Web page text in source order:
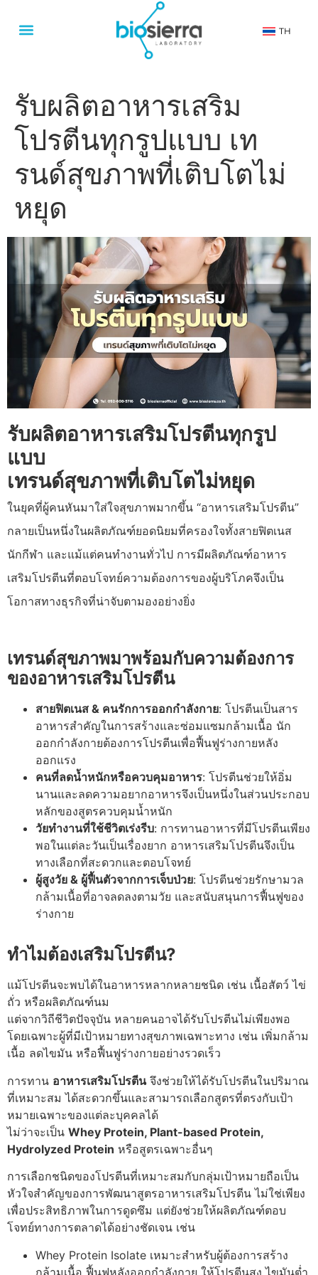
TH
รับผลิตอาหารเสริม
โปรตีนทุกรูปแบบ เท
รนด์สุขภาพที่เติบโตไม่
หยุด
รับผลิตอาหารเสริมโปรตีนทุกรูป
แบบ
เทรนด์สุขภาพที่เติบโตไม่หยุด
ในยุคที่ผู้คนหันมาใส่ใจสุขภาพมากขึ้น “อาหารเสริมโปรตีน”
กลายเป็นหนึ่งในผลิตภัณฑ์ยอดนิยมที่ครองใจทั้งสายฟิตเนส
นักกีฬา และแม้แต่คนทำงานทั่วไป การมีผลิตภัณฑ์อาหาร
เสริมโปรตีนที่ตอบโจทย์ความต้องการของผู้บริโภคจึงเป็น
โอกาสทางธุรกิจที่น่าจับตามองอย่างยิ่ง
เทรนด์สุขภาพมาพร้อมกับความต้องการ
ของอาหารเสริมโปรตีน
สายฟิตเนส & คนรักการออกกำลังกาย: โปรตีนเป็นสาร
อาหารสำคัญในการสร้างและซ่อมแซมกล้ามเนื้อ นัก
ออกกำลังกายต้องการโปรตีนเพื่อฟื้นฟูร่างกายหลัง
ออกแรง
คนที่ลดน้ำหนักหรือควบคุมอาหาร: โปรตีนช่วยให้อิ่ม
นานและลดความอยากอาหารจึงเป็นหนึ่งในส่วนประกอบ
หลักของสูตรควบคุมน้ำหนัก
วัยทำงานที่ใช้ชีวิตเร่งรีบ: การทานอาหารที่มีโปรตีนเพียง
พอในแต่ละวันเป็นเรื่องยาก อาหารเสริมโปรตีนจึงเป็น
ทางเลือกที่สะดวกและตอบโจทย์
ผู้สูงวัย & ผู้ฟื้นตัวจากการเจ็บป่วย: โปรตีนช่วยรักษามวล
กล้ามเนื้อที่อาจลดลงตามวัย และสนับสนุนการฟื้นฟูของ
ร่างกาย
ทำไมต้องเสริมโปรตีน?
แม้โปรตีนจะพบได้ในอาหารหลากหลายชนิด เช่น เนื้อสัตว์ ไข่
ถั่ว หรือผลิตภัณฑ์นม
แต่จากวิถีชีวิตปัจจุบัน หลายคนอาจได้รับโปรตีนไม่เพียงพอ
โดยเฉพาะผู้ที่มีเป้าหมายทางสุขภาพเฉพาะทาง เช่น เพิ่มกล้าม
เนื้อ ลดไขมัน หรือฟื้นฟูร่างกายอย่างรวดเร็ว
การทาน อาหารเสริมโปรตีนจึงช่วยให้ได้รับโปรตีนในปริมาณ
ที่เหมาะสม ได้สะดวกขึ้นและสามารถเลือกสูตรที่ตรงกับเป้า
หมายเฉพาะของแต่ละบุคคลได้
ไม่ว่าจะเป็น Whey Protein, Plant-based Protein,
Hydrolyzed Protein หรือสูตรเฉพาะอื่นๆ
การเลือกชนิดของโปรตีนที่เหมาะสมกับกลุ่มเป้าหมายถือเป็น
หัวใจสำคัญของการพัฒนาสูตรอาหารเสริมโปรตีน ไม่ใช่เพียง
เพื่อประสิทธิภาพในการดูดซึม แต่ยังช่วยให้ผลิตภัณฑ์ตอบ
โจทย์ทางการตลาดได้อย่างชัดเจน เช่น
Whey Protein Isolate เหมาะสำหรับผู้ต้องการสร้าง
กล้ามเนื้อ ฟื้นฟูหลังออกกำลังกาย ให้โปรตีนสูง ไขมันต่ำ